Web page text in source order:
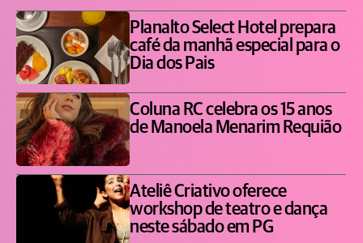
Planalto Select Hotel prepara
café da manhã especial para o
Dia dos Pais
Coluna RC celebra os 15 anos
de Manoela Menarim Requião
Ateliê Criativo oferece
workshop de teatro e dança
neste sábado em PG